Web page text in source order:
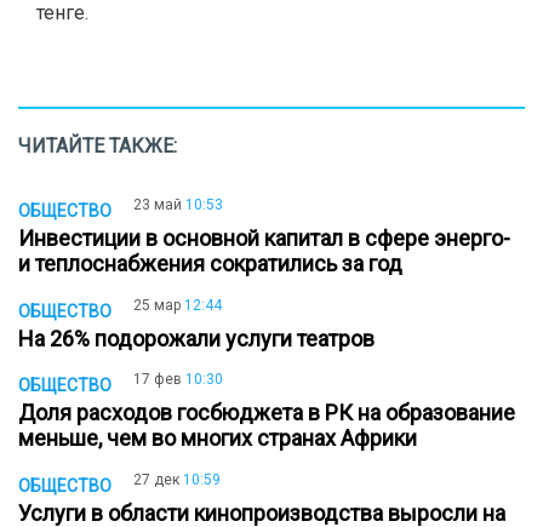
тенге.
ЧИТАЙТЕ ТАКЖЕ:
ОБЩЕСТВО 23 май 10:53
Инвестиции в основной капитал в сфере энерго-
и теплоснабжения сократились за год
ОБЩЕСТВО 25 мар 12:44
На 26% подорожали услуги театров
ОБЩЕСТВО 17 фев 10:30
Доля расходов госбюджета в РК на образование
меньше, чем во многих странах Африки
ОБЩЕСТВО 27 дек 10:59
Услуги в области кинопроизводства выросли на